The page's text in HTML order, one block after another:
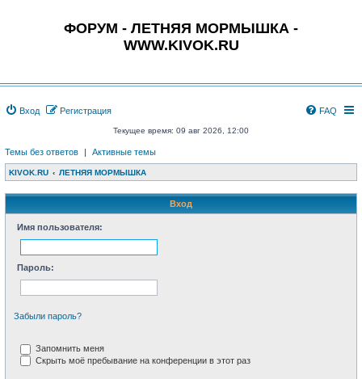
ФОРУМ - ЛЕТНЯЯ МОРМЫШКА -
WWW.KIVOK.RU
Вход Регистрация FAQ
Текущее время: 09 авг 2026, 12:00
Темы без ответов | Активные темы
KIVOK.RU ЛЕТНЯЯ МОРМЫШКА
Вход
Имя пользователя:
Пароль:
Забыли пароль?
Запомнить меня
Скрыть моё пребывание на конференции в этот раз